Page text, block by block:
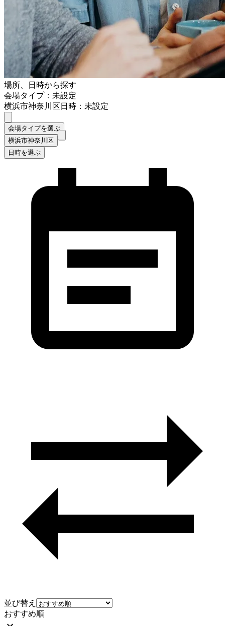
場所、日時から探す
会場タイプ：未設定
横浜市神奈川区日時：未設定
会場タイプを選ぶ
横浜市神奈川区
日時を選ぶ
並び替え
おすすめ順